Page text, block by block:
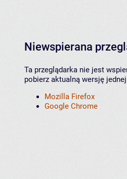
Niewspierana
Ta przeglądarka nie jest
pobierz aktualną wersję
Mozilla Firefox
Google Chrome